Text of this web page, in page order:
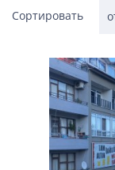
Сортировать